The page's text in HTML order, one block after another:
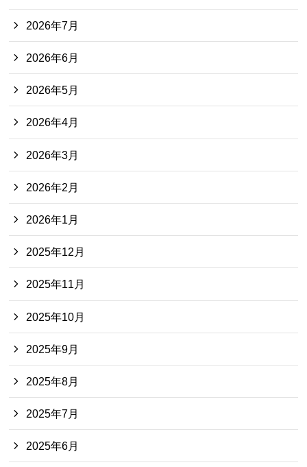
2026年7月
2026年6月
2026年5月
2026年4月
2026年3月
2026年2月
2026年1月
2025年12月
2025年11月
2025年10月
2025年9月
2025年8月
2025年7月
2025年6月